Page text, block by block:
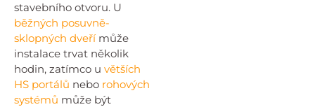
stavebního otvoru. U
běžných posuvně-
sklopných dveřímůže
instalace trvat několik
hodin, zatímco u větších
HS portálů nebo rohových
systémů může být